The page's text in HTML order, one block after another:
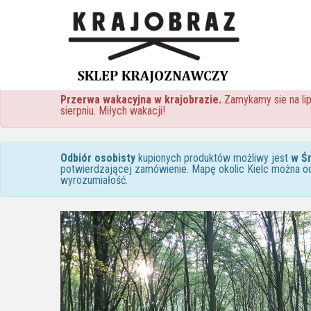
Przerwa wakacyjna w krajobrazie. Zamykamy sie na
sierpniu. Miłych wakacji!
Odbiór osobisty kupionych produktów możliwy jest w
potwierdzającej zamówienie. Mapę okolic Kielc można
wyrozumiałość.